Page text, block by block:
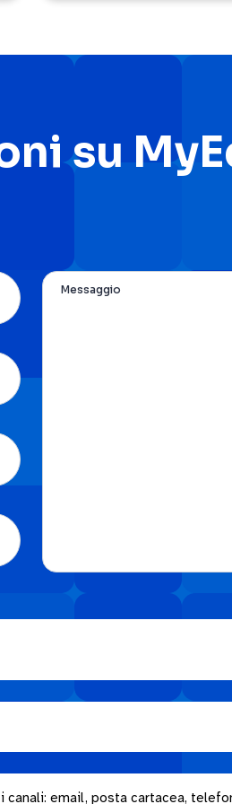
su
Messaggio
email, posta cartacea,